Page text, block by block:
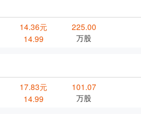
14.36元
14.99
225.00
万股
17.83元
14.99
101.07
万股